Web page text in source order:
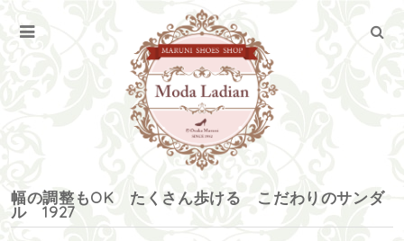
幅の調整もOK たくさん歩ける こだわりのサンダ
ル 1927